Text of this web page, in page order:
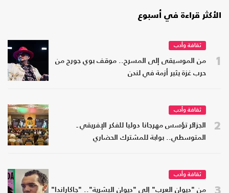
الأكثر قراءة في أسبوع
1
ثقافة وأدب
من الموسيقى إلى المسرح.. موقف بوي جورج من
حرب غزة يثير أزمة في لندن
2
ثقافة وأدب
الجزائر تؤسس مهرجانا دوليا للفكر الإفريقي ـ
المتوسطي.. بوابة للمشترك الحضاري
3
ثقافة وأدب
من "ديوان العرب" إلى "ديوان البشرية".. "جاكاراندا"